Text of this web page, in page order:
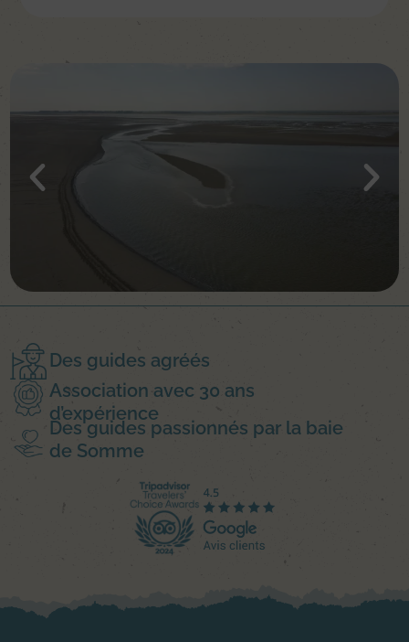
Des guides agréés
Association avec 30 ans
d’expérience
Des guides passionnés par la baie
de Somme